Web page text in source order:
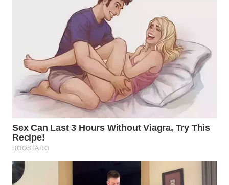
BINTAN
WN
MANDALIKA
WN
LIKUPANG
LABUANBAJO